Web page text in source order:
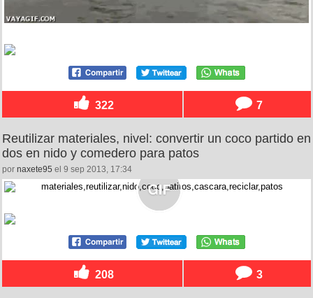
322 7
Reutilizar materiales, nivel: convertir un coco partido en
dos en nido y comedero para patos
por naxete95 el 9 sep 2013, 17:34
208 3